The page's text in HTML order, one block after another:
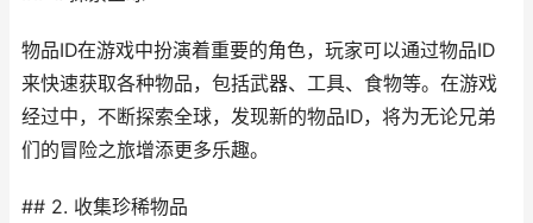
物品ID在游戏中扮演着重要的角色，玩家可以通过物品ID
来快速获取各种物品，包括武器、工具、食物等。在游戏
经过中，不断探索全球，发现新的物品ID，将为无论兄弟
们的冒险之旅增添更多乐趣。
## 2. 收集珍稀物品